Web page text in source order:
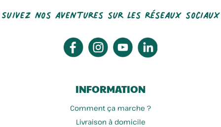
Suivez nos aventures sur les réseaux sociaux
INFORMATION
Comment ça marche ?
Livraison à domicile